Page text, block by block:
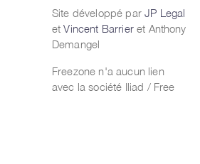
Site développé parJP Legal
etVincent Barrieret Anthony
Demangel
Freezone n'a aucun lien
avec la société Iliad / Free